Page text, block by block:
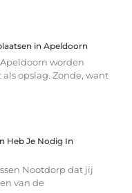
in Apeldoorn
worden
opslag. Zonde, want
Heb Je Nodig In
Nootdorp dat jij
van de